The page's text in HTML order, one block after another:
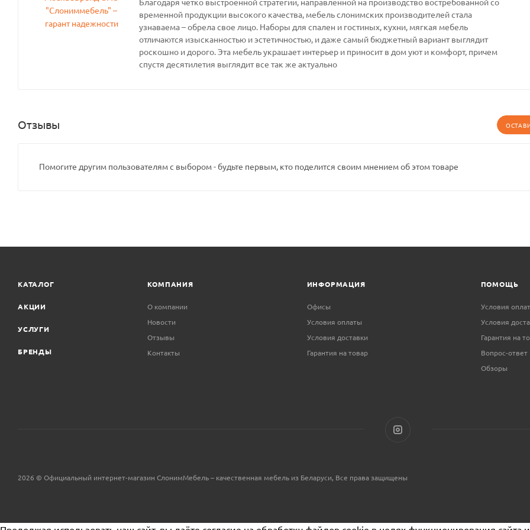
временной продукции высокого качества, мебель слонимских производителей стала
узнаваема – обрела свое лицо. Наборы для спален и гостиных, кухни, мягкая мебель
отличаются изысканностью и эстетичностью, и даже самый бюджетный вариант выглядит
роскошно и дорого. Эта мебель украшает интерьер и приносит в дом уют и комфорт, причем
спустя десятилетия выглядит все так же актуально
Отзывы
Помогите другим пользователям с выбором - будьте первым, кто поделится своим мнением об этом товаре
КАТАЛОГ
АКЦИИ
УСЛУГИ
БРЕНДЫ
КОМПАНИЯ
О компании
Новости
Отзывы
Контакты
ИНФОРМАЦИЯ
Офисы
Условия оплаты
Условия доставки
Гарантия на товар
ПОМОЩЬ
Условия
Условия
Гарантия на
Вопрос-ответ
Обзоры
2026 © Официальный интернет-магазин СлонимМебель – качественная мебель из Беларуси, Все права защищены